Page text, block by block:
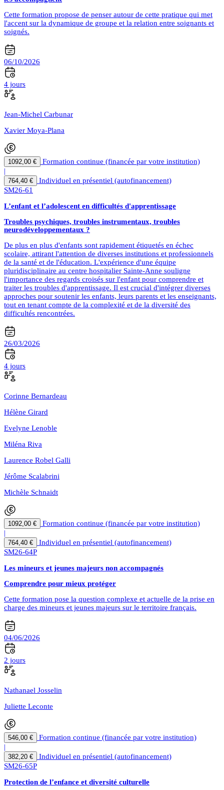
Cette formation propose de penser autour de cette pratique qui met
l'accent sur la dynamique de groupe et la relation entre soignants et
soignés.
06/10/2026
4 jours
Jean-Michel Carbunar
Xavier Moya-Plana
1092,00 €
Formation continue (financée par votre institution)
|
764,40 €
Individuel en présentiel (autofinancement)
SM26-61
L’enfant et l’adolescent en difficultés d'apprentissage
Troubles psychiques, troubles instrumentaux, troubles
neurodéveloppementaux ?
De plus en plus d'enfants sont rapidement étiquetés en échec
scolaire, attirant l'attention de diverses institutions et professionnels
de la santé et de l'éducation. L'expérience d'une équipe
pluridisciplinaire au centre hospitalier Sainte-Anne souligne
l'importance des regards croisés sur l'enfant pour comprendre et
traiter les troubles d'apprentissage. Il est crucial d'intégrer diverses
approches pour soutenir les enfants, leurs parents et les enseignants,
tout en tenant compte de la complexité et de la diversité des
difficultés rencontrées.
26/03/2026
4 jours
Corinne Bernardeau
Hélène Girard
Evelyne Lenoble
Miléna Riva
Laurence Robel Galli
Jérôme Scalabrini
Michèle Schnaidt
1092,00 €
Formation continue (financée par votre institution)
|
764,40 €
Individuel en présentiel (autofinancement)
SM26-64P
Les mineurs et jeunes majeurs non accompagnés
Comprendre pour mieux protéger
Cette formation pose la question complexe et actuelle de la prise en
charge des mineurs et jeunes majeurs sur le territoire français.
04/06/2026
2 jours
Nathanael Josselin
Juliette Leconte
546,00 €
Formation continue (financée par votre institution)
|
382,20 €
Individuel en présentiel (autofinancement)
SM26-65P
Protection de l’enfance et diversité culturelle